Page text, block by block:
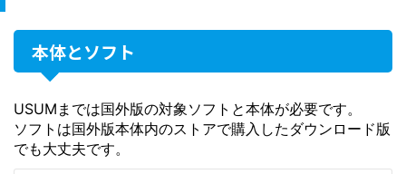
本体とソフト
USUMまでは国外版の対象ソフトと本体が必要です。
ソフトは国外版本体内のストアで購入したダウンロード版
でも大丈夫です。